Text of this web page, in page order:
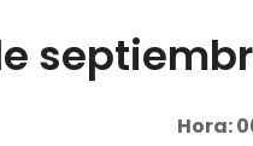
Hora: